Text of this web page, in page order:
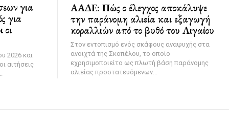
για
για
2026 και
αιτήσεις
ΑΑΔΕ: Πώς ο έλεγχος αποκάλυψε
την παράνομη αλιεία και εξαγωγή
κοραλλιών από το βυθό του Αιγαίου
Στον εντοπισμό ενός σκάφους αναψυχής στα
ανοιχτά της Σκοπέλου, το οποίο
εχρησιμοποιείτο ως πλωτή βάση παράνομης
αλιείας προστατευόμενων...